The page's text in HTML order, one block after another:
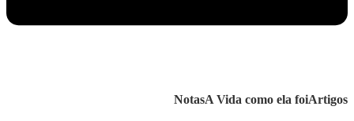
NotasA Vida como ela foiArtigos